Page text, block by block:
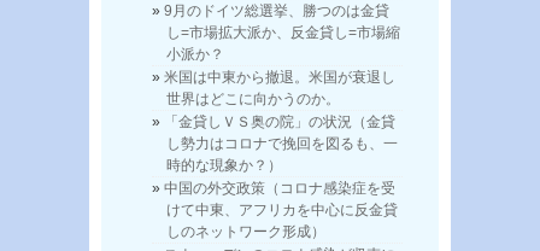
9月のドイツ総選挙、勝つのは金貸
し=市場拡大派か、反金貸し=市場縮
小派か？
米国は中東から撤退。米国が衰退し
世界はどこに向かうのか。
「金貸しＶＳ奥の院」の状況（金貸
し勢力はコロナで挽回を図るも、一
時的な現象か？）
中国の外交政策（コロナ感染症を受
けて中東、アフリカを中心に反金貸
しのネットワーク形成）